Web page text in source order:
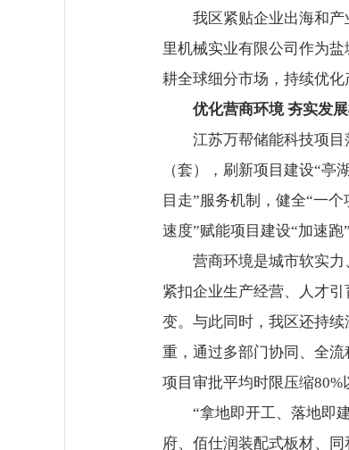
我区紧贴企业出海和
里机械实业有限公司作为
耕全球细分市场，持续优化
优化营商环境 夯实发
江苏万帮储能科技项
（套），刷新项目建设“
目走”服务机制，健全“一
速度”赋能项目建设“加速跑”
营商环境是城市软实
紧扣企业生产经营、人才
变。与此同时，我区还持
重，通过多部门协同、全
项目审批平均时限压缩80%
“拿地即开工、落地即
府、佰仕润装配式板材、